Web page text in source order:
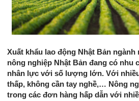
Xuất khẩu lao động Nhật Bản ngành
nông nghiệp Nhật Bản đang có nhu
nhân lực với số lượng lớn. Với
thấp, không cần tay nghề,… Nông
trong các đơn hàng hấp dẫn với